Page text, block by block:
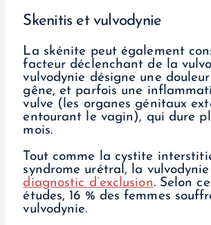
Skenitis et vulvodynie
La skénite peut également
facteur déclenchant de la
vulvodynie désigne une
gêne, et parfois une
vulve (les organes génitaux
entourant le vagin), qui dure
mois.
Tout comme la cystite
syndrome urétral, la
diagnostic d’exclusion. Selon
études, 16 % des femmes
vulvodynie.